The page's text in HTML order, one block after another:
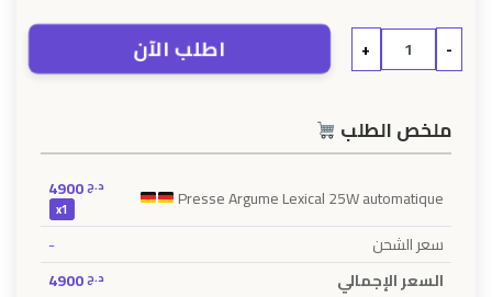
-
+ اطلب الآن
ملخص الطلب
Presse Argume Lexical 25W automatique د.ج
x1
سعر الشحن
-
السعر الإجمالي
د.ج